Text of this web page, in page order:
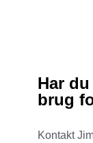
Har
brug
Kontakt